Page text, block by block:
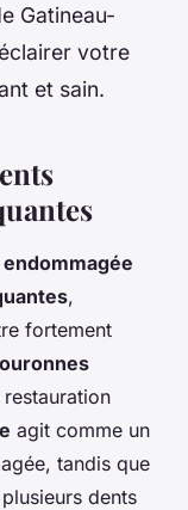
Gatineau-
votre
et sain.
,
fortement
agit comme un
tandis que
dents